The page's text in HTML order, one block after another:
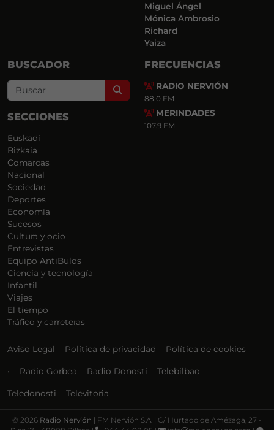
Miguel Ángel
Mónica Ambrosio
Richard
Yaiza
BUSCADOR
Search
SECCIONES
Euskadi
Bizkaia
Comarcas
Nacional
Sociedad
Deportes
Economía
Sucesos
Cultura y ocio
Entrevistas
Equipo AntiBulos
Ciencia y tecnología
Infantil
Viajes
El tiempo
Tráfico y carreteras
FRECUENCIAS
RADIO NERVIÓN
88.0 FM
MERINDADES
107.9 FM
Aviso Legal Política de privacidad Política de cookies
• Radio Gorbea Radio Donosti Telebilbao
Teledonosti Televitoria
© 2026 Radio Nervión | FM Nervión S.A. | C/ Hurtado de Amézaga, 27 -